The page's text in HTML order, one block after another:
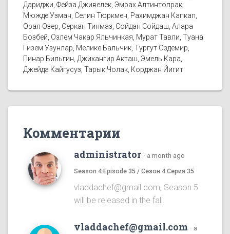
Дариджи, Фейза Дживелек, Эмрах Алтинтопрак,
Мюжде Узман, Селин Тюркмен, Рахимджан Капкап,
Орал Озер, Серкан Тинмаз, Сойдан Сойдаш, Алара
Бозбей, Озлем Чакар Яльчинкая, Мурат Тавли, Туана
Гизем Узунлар, Мелике Бальчик, Тургут Оздемир,
Пинар Бильгин, Джихангир Акташ, Эмель Кара,
Джейда Кайгусуз, Тарык Чолак, Корджан Йигит
Комментарии
administrator · a month ago
Season 4 Episode 35 / Сезон 4 Серия 35
vladdachef@gmail.com, Season 5
will be released in the fall.
vladdachef@gmail.com · a